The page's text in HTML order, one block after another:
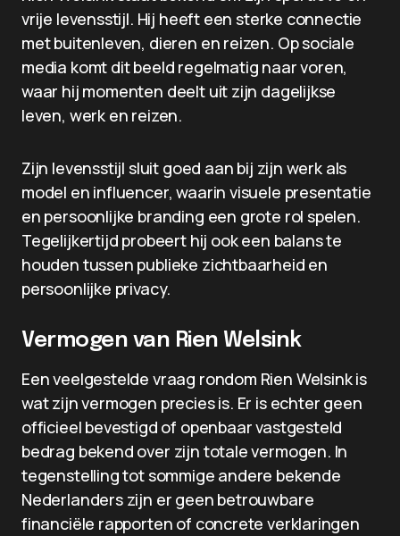
vrije levensstijl. Hij heeft een sterke connectie
met buitenleven, dieren en reizen. Op sociale
media komt dit beeld regelmatig naar voren,
waar hij momenten deelt uit zijn dagelijkse
leven, werk en reizen.
Zijn levensstijl sluit goed aan bij zijn werk als
model en influencer, waarin visuele presentatie
en persoonlijke branding een grote rol spelen.
Tegelijkertijd probeert hij ook een balans te
houden tussen publieke zichtbaarheid en
persoonlijke privacy.
Vermogen van Rien Welsink
Een veelgestelde vraag rondom Rien Welsink is
wat zijn vermogen precies is. Er is echter geen
officieel bevestigd of openbaar vastgesteld
bedrag bekend over zijn totale vermogen. In
tegenstelling tot sommige andere bekende
Nederlanders zijn er geen betrouwbare
financiële rapporten of concrete verklaringen